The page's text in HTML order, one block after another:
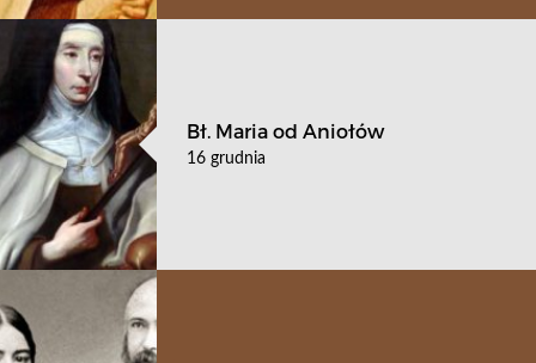
Bł. Maria od Aniołów
16 grudnia